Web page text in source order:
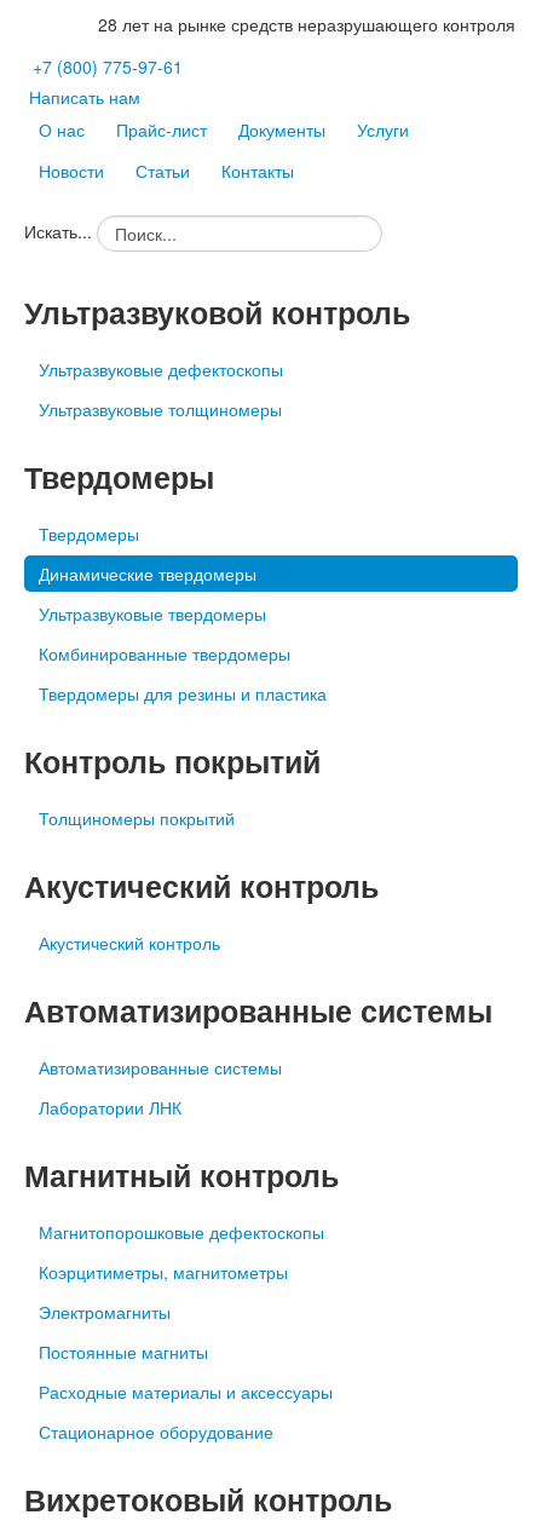
28 лет на рынке средств неразрушающего контроля
+7 (800) 775-97-61
Написать нам
О нас
Прайс-лист Документы
Услуги
Новости
Статьи Контакты
Искать...
Ультразвуковой контроль
Ультразвуковые дефектоскопы
Ультразвуковые толщиномеры
Твердомеры
Твердомеры
Динамические твердомеры
Ультразвуковые твердомеры
Комбинированные твердомеры
Твердомеры для резины и пластика
Контроль покрытий
Толщиномеры покрытий
Акустический контроль
Акустический контроль
Автоматизированные системы
Автоматизированные системы
Лаборатории ЛНК
Магнитный контроль
Магнитопорошковые дефектоскопы
Коэрцитиметры, магнитометры
Электромагниты
Постоянные магниты
Расходные материалы и аксессуары
Стационарное оборудование
Вихретоковый контроль